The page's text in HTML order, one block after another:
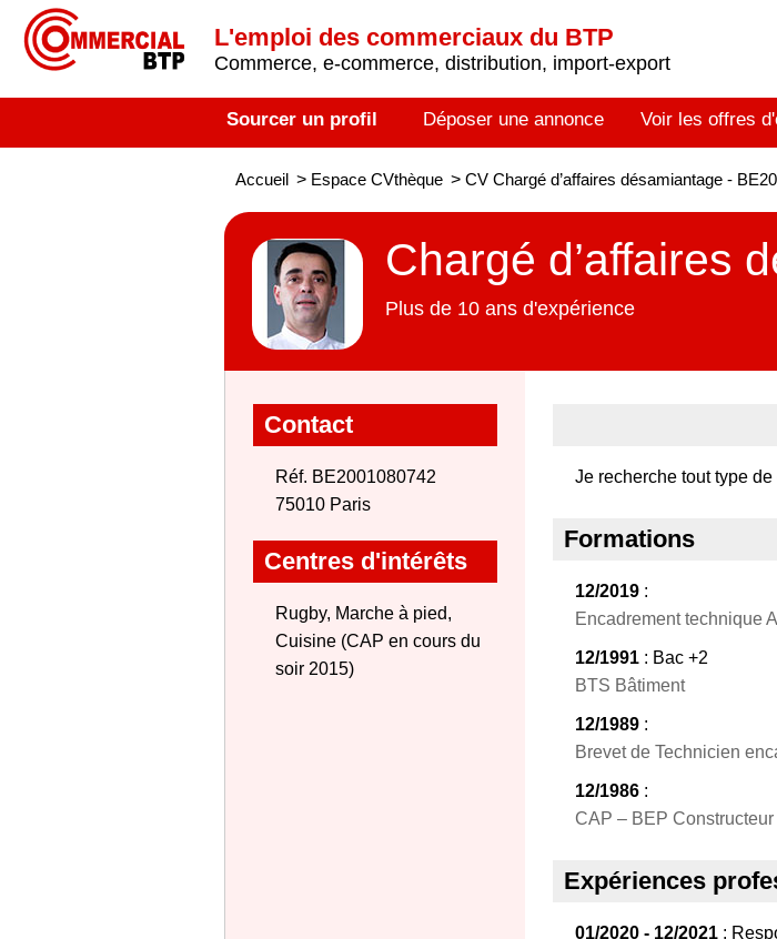
L'emploi des commerciaux du BTP
Commerce, e-commerce, distribution, import-export
Sourcer un profil Déposer une annonce Voir les offres
Accueil > Espace CVthèque > CV Chargé d’affaires désamiantage -
Chargé d’affaires
Plus de 10 ans d'expérience
Contact
Réf. BE2001080742
75010 Paris
Centres d'intérêts
Rugby, Marche à pied,
Cuisine (CAP en cours du
soir 2015)
Je recherche tout type
Formations
12/2019 :
Encadrement technique
12/1991 : Bac +2
BTS Bâtiment
12/1989 :
Brevet de Technicien
12/1986 :
CAP – BEP
Expériences
01/2020 - 12/2021 :